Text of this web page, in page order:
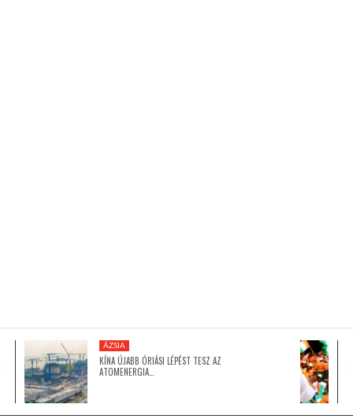
GLOBOTV BP
ÁZSIA
KÍNA ÚJABB ÓRIÁSI LÉPÉST TESZ AZ
ATOMENERGIA…